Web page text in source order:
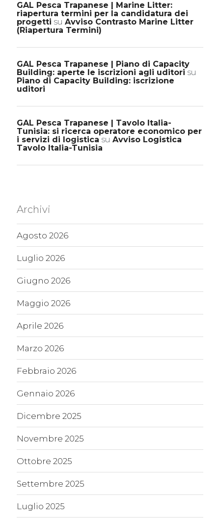
GAL Pesca Trapanese | Marine Litter:
riapertura termini per la candidatura dei
progetti su Avviso Contrasto Marine Litter
(Riapertura Termini)
GAL Pesca Trapanese | Piano di Capacity
Building: aperte le iscrizioni agli uditori su
Piano di Capacity Building: iscrizione
uditori
GAL Pesca Trapanese | Tavolo Italia-
Tunisia: si ricerca operatore economico per
i servizi di logistica su Avviso Logistica
Tavolo Italia-Tunisia
Archivi
Agosto 2026
Luglio 2026
Giugno 2026
Maggio 2026
Aprile 2026
Marzo 2026
Febbraio 2026
Gennaio 2026
Dicembre 2025
Novembre 2025
Ottobre 2025
Settembre 2025
Luglio 2025